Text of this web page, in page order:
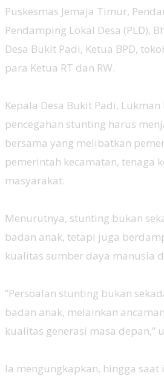
Puskesmas Jemaja Timur,
Pendamping Lokal Desa (PLD),
Desa Bukit Padi, Ketua BPD,
para Ketua RT dan RW.
‎Kepala Desa Bukit Padi,
pencegahan stunting harus
bersama yang melibatkan
pemerintah kecamatan, tenaga
masyarakat.
‎Menurutnya, stunting bukan
badan anak, tetapi juga
kualitas sumber daya manusia
‎”Persoalan stunting bukan
badan anak, melainkan
kualitas generasi masa depan,”
‎Ia mengungkapkan, hingga saat